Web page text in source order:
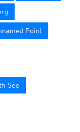
Point
See